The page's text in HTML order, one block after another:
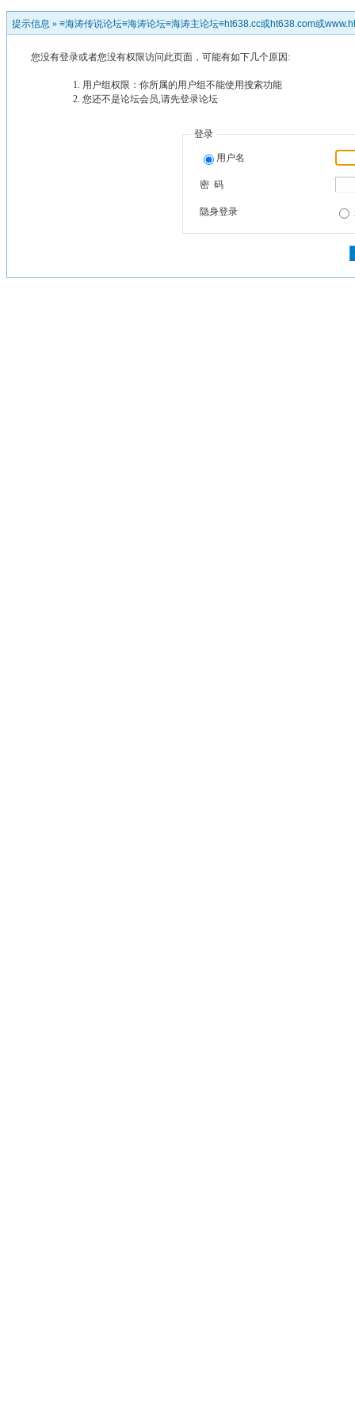
提示信息 » ≡海涛传说论坛≡海涛论坛≡海涛主论坛≡ht638.cc或ht638.com或
您没有登录或者您没有权限访问此页面，可能有如下几个原因:
用户组权限：你所属的用户组不能使用搜索功能
您还不是论坛会员,请先登录论坛
登录
用户名
密 码
隐身登录